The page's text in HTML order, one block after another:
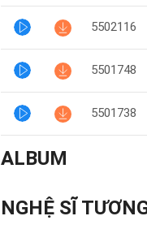
5502116
5501748
5501738
ALBUM
NGHỆ SĨ